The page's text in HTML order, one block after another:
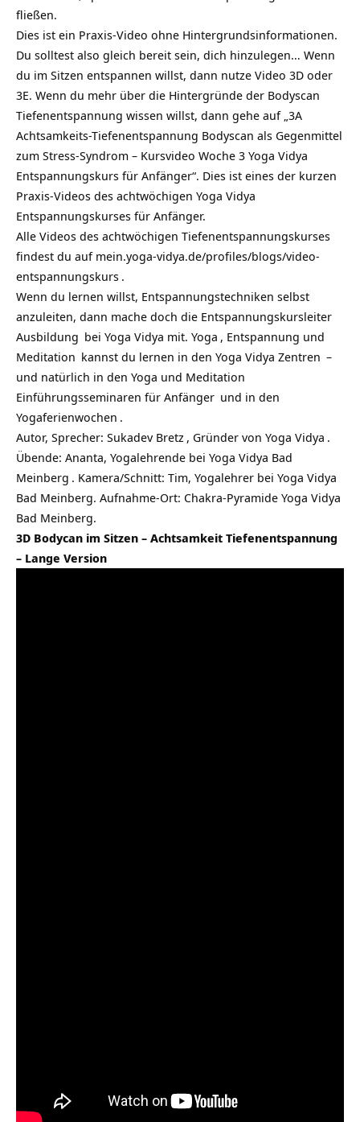
fließen.
Dies ist ein Praxis-Video ohne Hintergrundsinformationen.
Du solltest also gleich bereit sein, dich hinzulegen… Wenn
du im Sitzen entspannen willst, dann nutze Video 3D oder
3E. Wenn du mehr über die Hintergründe der Bodyscan
Tiefenentspannung wissen willst, dann gehe auf „3A
Achtsamkeits-Tiefenentspannung Bodyscan als Gegenmittel
zum Stress-Syndrom – Kursvideo Woche 3 Yoga Vidya
Entspannungskurs für Anfänger“. Dies ist eines der kurzen
Praxis-Videos des achtwöchigen Yoga Vidya
Entspannungskurses für Anfänger.
Alle Videos des achtwöchigen Tiefenentspannungskurses
findest du auf mein.yoga-vidya.de/profiles/blogs/video-
entspannungskurs .
Wenn du lernen willst, Entspannungstechniken selbst
anzuleiten, dann mache doch die Entspannungskursleiter
Ausbildung bei Yoga Vidya mit. Yoga , Entspannung und
Meditation kannst du lernen in den Yoga Vidya Zentren –
und natürlich in den Yoga und Meditation
Einführungsseminaren für Anfänger und in den
Yogaferienwochen .
Autor, Sprecher: Sukadev Bretz , Gründer von Yoga Vidya .
Übende: Ananta, Yogalehrende bei Yoga Vidya Bad
Meinberg . Kamera/Schnitt: Tim, Yogalehrer bei Yoga Vidya
Bad Meinberg. Aufnahme-Ort: Chakra-Pyramide Yoga Vidya
Bad Meinberg.
3D Bodycan im Sitzen – Achtsamkeit Tiefenentspannung
– Lange Version